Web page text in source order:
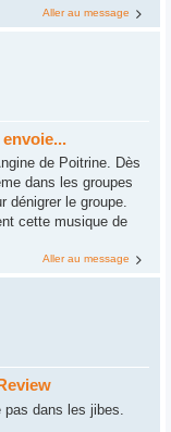
Aller au message
de Poitrine. Dès
dans les groupes
dénigrer le groupe.
cette musique de
Aller au message
dans les jibes.